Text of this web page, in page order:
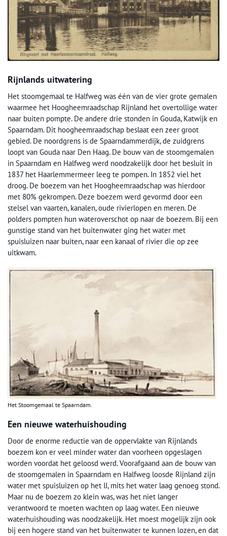
Rijnlands uitwatering
Het stoomgemaal te Halfweg was één van de vier grote gemalen
waarmee het Hoogheemraadschap Rijnland het overtollige water
naar buiten pompte. De andere drie stonden in Gouda, Katwijk en
Spaarndam. Dit hoogheemraadschap beslaat een zeer groot
gebied. De noordgrens is de Spaarndammerdijk, de zuidgrens
loopt van Gouda naar Den Haag. De bouw van de stoomgemalen
in Spaarndam en Halfweg werd noodzakelijk door het besluit in
1837 het Haarlemmermeer leeg te pompen. In 1852 viel het
droog. De boezem van het Hoogheemraadschap was hierdoor
met 80% gekrompen. Deze boezem werd gevormd door een
stelsel van vaarten, kanalen, oude rivierlopen en meren. De
polders pompten hun wateroverschot op naar de boezem. Bij een
gunstige stand van het buitenwater ging het water met
spuisluizen naar buiten, naar een kanaal of rivier die op zee
uitkwam.
Het Stoomgemaal te Spaarndam.
Een nieuwe waterhuishouding
Door de enorme reductie van de oppervlakte van Rijnlands
boezem kon er veel minder water dan voorheen opgeslagen
worden voordat het geloosd werd. Voorafgaand aan de bouw van
de stoomgemalen in Spaarndam en Halfweg loosde Rijnland zijn
water met spuisluizen op het IJ, mits het water laag genoeg stond.
Maar nu de boezem zo klein was, was het niet langer
verantwoord te moeten wachten op laag water. Een nieuwe
waterhuishouding was noodzakelijk. Het moest mogelijk zijn ook
bij een hogere stand van het buitenwater te kunnen lozen, en dat